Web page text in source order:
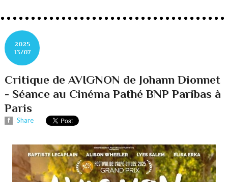
2025
13/07
Critique de AVIGNON de Johann Dionnet
- Séance au Cinéma Pathé BNP Paribas à
Paris
Share